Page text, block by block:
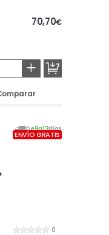
70,70€
+
De9a12días
ENVÍO GRATIS
0